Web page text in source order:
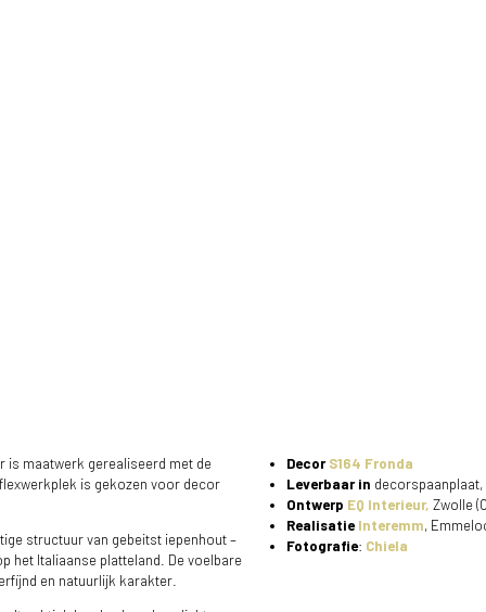
is maatwerk gerealiseerd met de
is gekozen voor decor
structuur van gebeitst iepenhout –
het Italiaanse platteland. De voelbare
en natuurlijk karakter.
Decor S164 Fronda
Leverbaar in decorspaanplaat,
Ontwerp EQ Interieur, Zwolle
RealisatieInteremm,
Fotografie: Chiela